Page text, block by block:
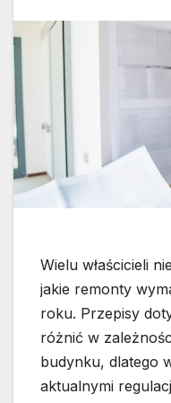
Wielu właścicieli
jakie remonty
roku. Przepisy
różnić w
budynku, dlatego
aktualnymi